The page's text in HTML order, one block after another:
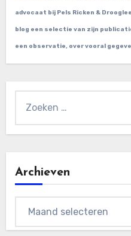
advocaat bij Pels Ricken &
blog een selectie van zijn
een observatie, over vooral
Archieven